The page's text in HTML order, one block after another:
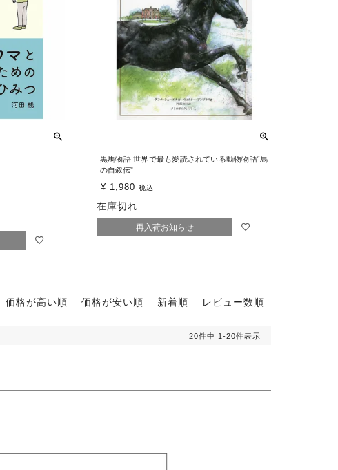
黒馬物語 世界で最も愛読されている動物物語“馬
の自叙伝”
¥ 1,980 税込
在庫切れ
再入荷お知らせ
価格が高い順 価格が安い順 新着順 レビュー数順
20件中 1 -20件表示